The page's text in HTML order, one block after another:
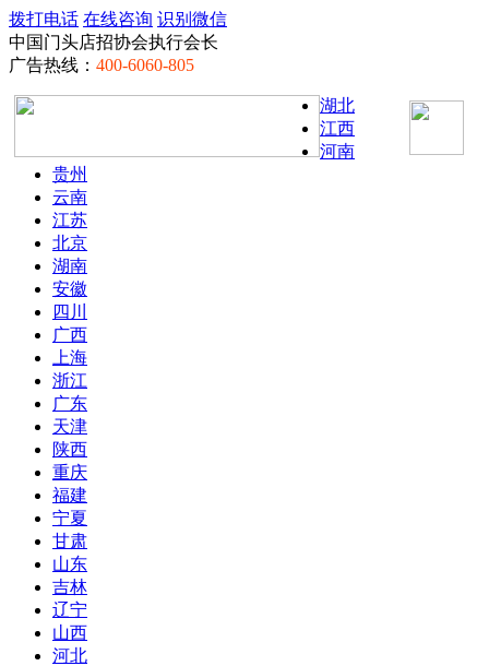
拨打电话 在线咨询 识别微信
中国门头店招协会执行会长
广告热线： 400-6060-805
湖北
江西
河南
贵州
云南
江苏
北京
湖南
安徽
四川
广西
上海
浙江
广东
天津
陕西
重庆
福建
宁夏
甘肃
山东
吉林
辽宁
山西
河北